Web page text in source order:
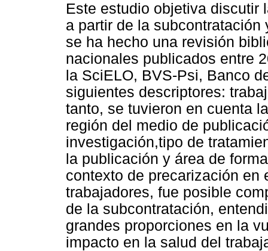
Este estudio objetiva discutir
a partir de la
se ha hecho una revisión
nacionales publicados entre
la SciELO, BVS-Psi, Banco
siguientes descriptores:
tanto, se tuvieron en cuenta
región del medio de
investigación,tipo de
la publicación y área de
contexto de precarización en
trabajadores, fue posible
de la subcontratación,
grandes proporciones en la
impacto en la salud del